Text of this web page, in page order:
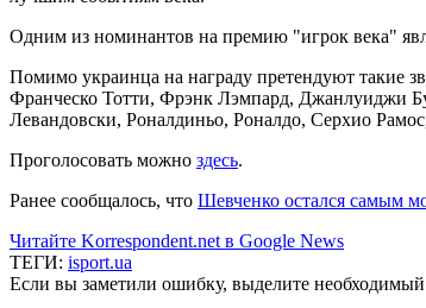
Одним из номинантов на премию "игрок века"
Помимо украинца на награду претендуют такие
Франческо Тотти, Фрэнк Лэмпард, Джанлуиджи
Левандовски, Роналдиньо, Роналдо, Серхио
Проголосовать можно здесь.
Ранее сообщалось, что Шевченко остался самым
Читайте Korrespondent.net в Google News
ТЕГИ: isport.ua
Если вы заметили ошибку, выделите